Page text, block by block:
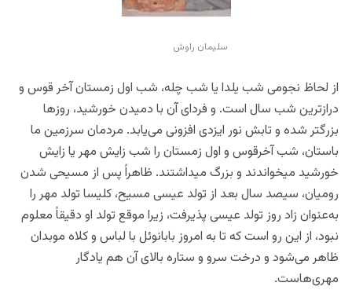
سلیمان راوش
از لحاظ نجومی شب یلدا یا شب چله، شب اول زمستان آخر قوس و
درازترین شب سال است. و فردای آن با دمیدن خورشید، روزها
بزرگتر شده و تابش نور ایزدی افزونی می‌یابد. مردمان سرزمین ما
باستان، شب آخرقوس و اول زمستان را شب زایش مهر یا زایش
خورشید میخواندند و بزرگ میداشتند. ظاهراً پس از مسیحی شدن
رومیان، سیصد سال بعد از تولد عیسی مسیح، کلیسا تولد مهر را
به‌عنوان زاد روز تولد عیسی پذیرفت، زیرا موقع تولد او دقیقاً معلوم
نبود، از این رو است که تا به امروز بابانوئل با لباس و کلاه موبدان
ظاهر می‌شود و درخت سرو و ستاره بالای آن هم یادگار
مهری‌هاست.